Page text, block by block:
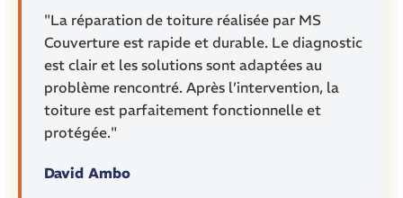
"La réparation de toiture réalisée par MS
Couverture est rapide et durable. Le diagnostic
est clair et les solutions sont adaptées au
problème rencontré. Après l’intervention, la
toiture est parfaitement fonctionnelle et
protégée."
David Ambo